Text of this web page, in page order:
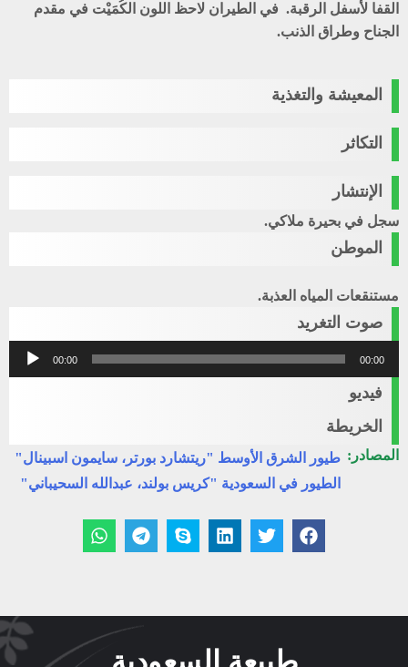
القفا لأسفل الرقبة. في الطيران لاحظ اللون الكُمَيْت في مقدم
الجناح وطراق الذنب.
المعيشة والتغذية
التكاثر
الإنتشار
سجل في بحيرة ملاكي.
الموطن
مستنقعات المياه العذبة.
صوت التغريد
مشغل
الصوت
00:00 00:00
فيديو
الخريطة
المصادر: طيور الشرق الأوسط "ريتشارد بورتر، سايمون اسبينال"
الطيور في السعودية "كريس بولند، عبدالله السحيباني"